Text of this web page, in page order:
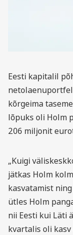
Eesti kapitalil
kõrgeima
lõpuks oli Holm
206 miljonit
„Kuigi
jätkas Holm
kasvatamist
ütles Holm
nii Eesti kui Läti
kvartalis oli